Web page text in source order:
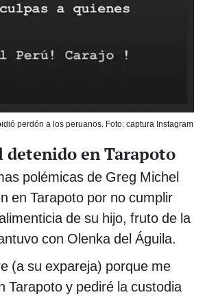
perdón a los peruanos. Foto: captura Instagram
detenido en Tarapoto
polémicas de Greg Michel
en Tarapoto por no cumplir
de su hijo, fruto de la
con Olenka del Águila.
(a su expareja) porque me
Tarapoto y pediré la custodia